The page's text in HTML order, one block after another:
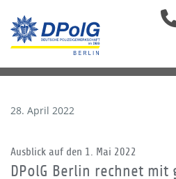
28. April 2022
Ausblick auf den 1. Mai 2022
DPolG Berlin rechnet mit